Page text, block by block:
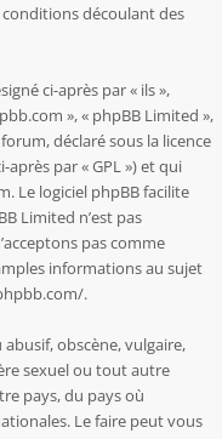
conditions découlant des
ci-après par « ils »,
», « phpBB Limited »,
déclaré sous la licence
après par « GPL ») et qui
. Le logiciel phpBB facilite
Limited n’est pas
pas comme
informations au sujet
.
obscène, vulgaire,
sexuel ou tout autre
pays, du pays où
Le faire peut vous